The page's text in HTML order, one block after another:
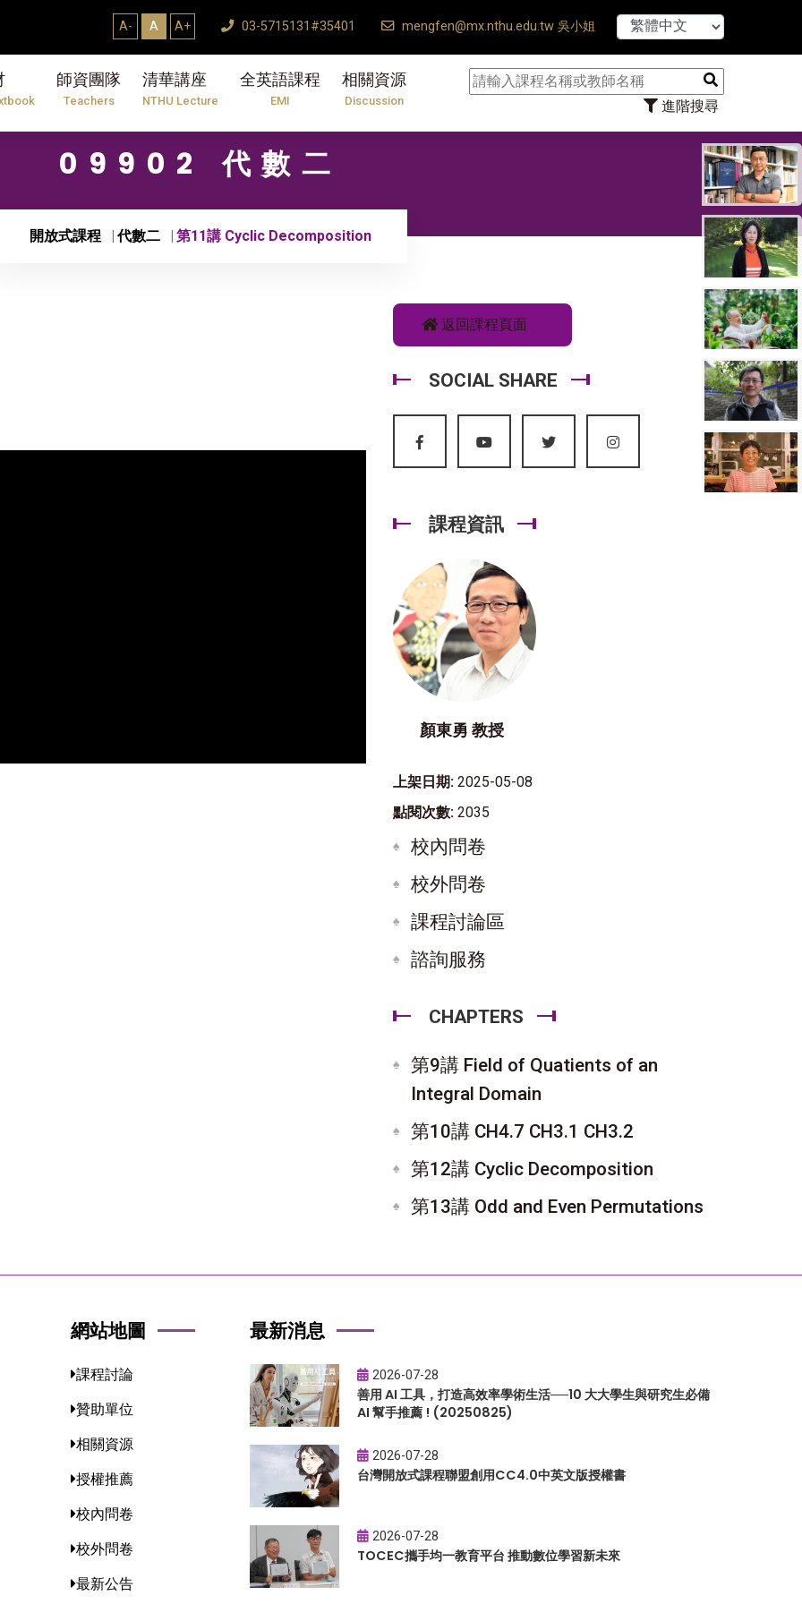
A- A A+ 03-5715131#35401 mengfen@mx.nthu.edu.tw 吳小姐
師資團隊
Teachers
清華講座
NTHU Lecture
全英語課程
EMI
相關資源
Discussion 進階搜尋
【7/31】114學
09902 代數二
開放式課程 代數二 第11講 Cyclic Decomposition
返回課程頁面
SOCIAL SHARE
課程資訊
顏東勇 教授
上架日期: 2025-05-08
點閱次數: 2035
校內問卷
校外問卷
課程討論區
諮詢服務
CHAPTERS
第9講 Field of Quatients of an
Integral Domain
第10講 CH4.7 CH3.1 CH3.2
第12講 Cyclic Decomposition
第13講 Odd and Even Permutations
網站地圖
課程討論
贊助單位
相關資源
授權推薦
校內問卷
校外問卷
最新公告
最新消息
2026-07-28
善用 AI 工具，打造高效率學術生活──10 大大學生與研究生必備
AI 幫手推薦 ! (20250825)
2026-07-28
台灣開放式課程聯盟創用CC4.0中英文版授權書
2026-07-28
TOCEC攜手均一教育平台 推動數位學習新未來